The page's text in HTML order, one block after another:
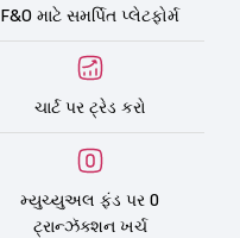
F&O માટે સમર્પિત પ્લેટફોર્મ
ચાર્ટ પર ટ્રેડ કરો
મ્યુચ્યુઅલ ફંડ પર 0
ટ્રાન્ઝૅક્શન ખર્ચ